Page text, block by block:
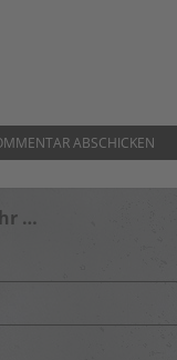
…